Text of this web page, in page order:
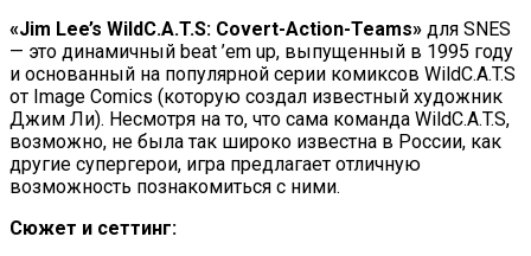
«Jim Lee’s WildC.A.T.S: Covert-Action-Teams» для SNES
— это динамичный beat ’em up, выпущенный в 1995 году
и основанный на популярной серии комиксов WildC.A.T.S
от Image Comics (которую создал известный художник
Джим Ли). Несмотря на то, что сама команда WildC.A.T.S,
возможно, не была так широко известна в России, как
другие супергерои, игра предлагает отличную
возможность познакомиться с ними.
Сюжет и сеттинг: